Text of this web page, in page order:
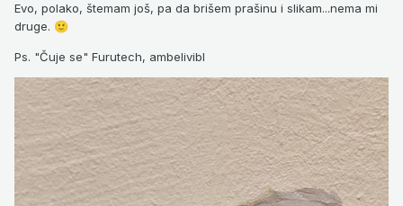
Evo, polako, štemam još, pa da brišem prašinu i slikam...nema mi
druge. 🙂
Ps. "Čuje se" Furutech, ambelivibl